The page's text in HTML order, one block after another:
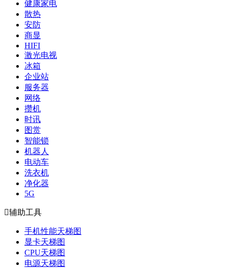
健康家电
散热
安防
商显
HIFI
激光电视
冰箱
企业站
服务器
网络
攒机
时讯
图赏
智能锁
机器人
电动车
洗衣机
净化器
5G
辅助工具
手机性能天梯图
显卡天梯图
CPU天梯图
电源天梯图